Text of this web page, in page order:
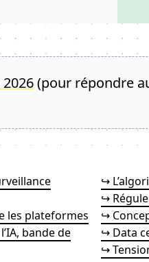
(pour répondre
les plateformes
bande de
↪
↪
↪
↪ Data
↪